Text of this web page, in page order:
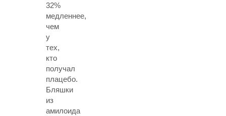
32%
медленнее,
чем
у
тех,
кто
получал
плацебо.
Бляшки
из
амилоида